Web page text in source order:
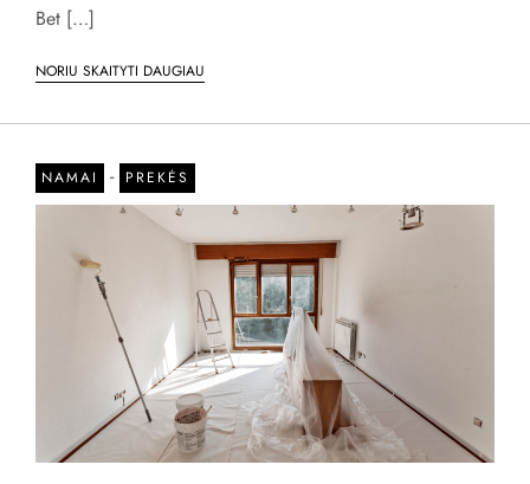
Bet […]
NORIU SKAITYTI DAUGIAU
NAMAI - PREKĖS